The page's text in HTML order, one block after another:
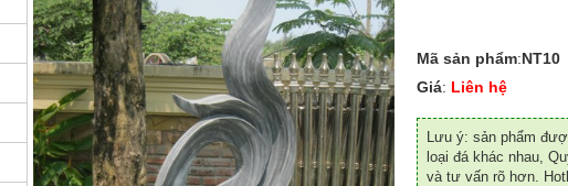
Mã sản phẩm:NT10
Giá: Liên hệ
Lưu ý: sản phẩm
loại đá khác nhau,
và tư vấn rõ hơn.